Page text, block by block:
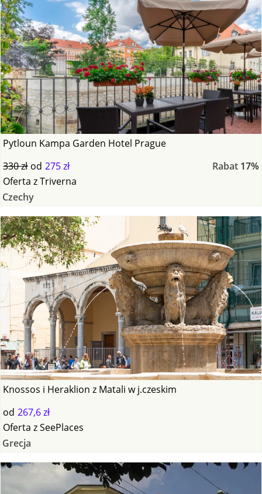
Pytloun Kampa Garden Hotel Prague
330 zł od 275 zł Rabat 17%
Oferta zTriverna
Czechy
Knossos i Heraklion z Matali w j.czeskim
od 267,6 zł
Oferta zSeePlaces
Grecja